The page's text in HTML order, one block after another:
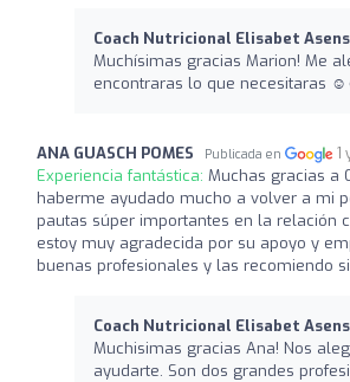
Coach Nutricional Elisabet
Muchísimas gracias Marion! Me
encontraras lo que necesitaras
ANA GUASCH POMES Publicada en 1
Experiencia fantástica: Muchas gracias a
haberme ayudado mucho a volver a mi
pautas súper importantes en la relación
estoy muy agradecida por su apoyo y
buenas profesionales y las recomiendo
Coach Nutricional Elisabet
Muchisimas gracias Ana! Nos
ayudarte. Son dos grandes